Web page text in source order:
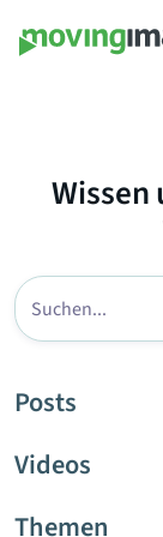
Posts
Blog Post
Videos
Event
Themen